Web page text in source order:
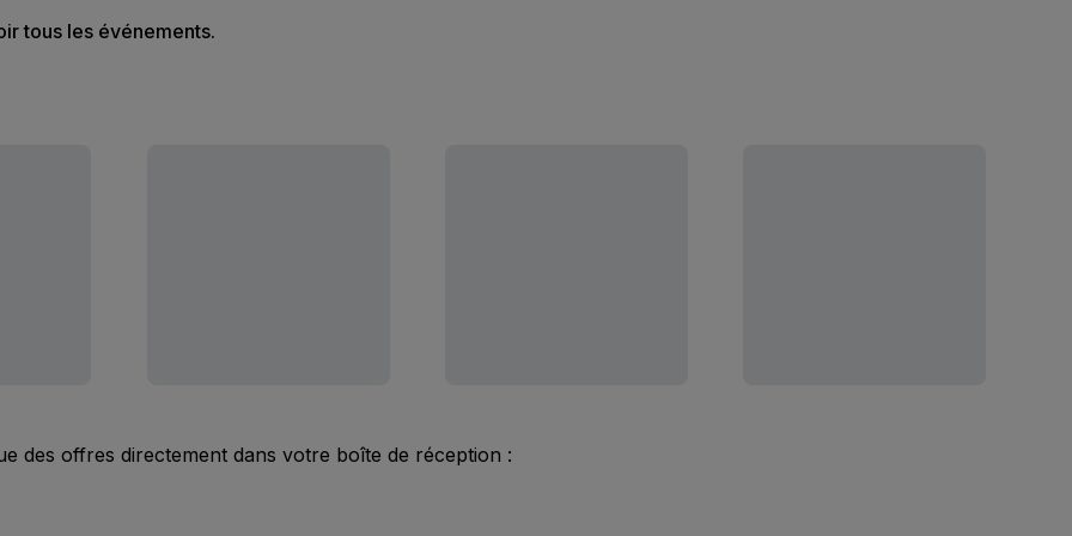
tous les événements.
des offres directement dans votre boîte de réception :